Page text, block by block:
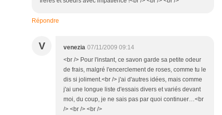
Répondre
V venezia 07/11/2009 09:14
<br /> Pour l'instant, ce savon garde sa petite odeur
de frais, malgré l'encerclement de roses, comme tu le
dis si joliment.<br /> j'ai d'autres idées, mais comme
j'ai une longue liste d'essais divers et variés devant
moi, du coup, je ne sais pas par quoi continuer…<br
/> <br /> <br />